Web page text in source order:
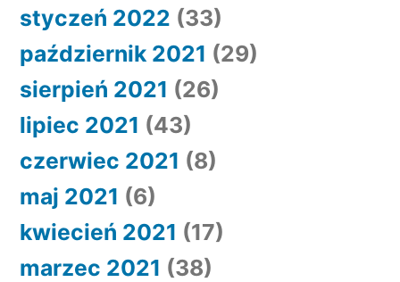
styczeń 2022 (33)
październik 2021 (29)
sierpień 2021 (26)
lipiec 2021 (43)
czerwiec 2021 (8)
maj 2021 (6)
kwiecień 2021 (17)
marzec 2021 (38)